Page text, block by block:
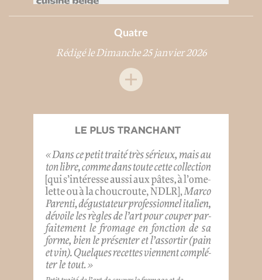
Quatre
Rédigé le Dimanche 25 janvier 2026